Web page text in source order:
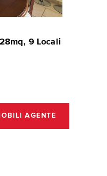
9 Locali
AGENTE